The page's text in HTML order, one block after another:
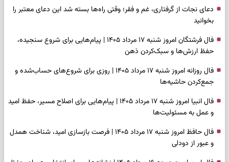
دعای نجات از گرفتاری، غم و فقر؛ وقتی راه‌ها بسته شد این دعای معتبر را
بخوانید
فال فرشتگان امروز شنبه ۱۷ مرداد ۱۴۰۵ | پیام‌هایی برای شروع سنجیده،
حفظ ارزش‌ها و سبک‌کردن ذهن
فال روزانه امروز شنبه ۱۷ مرداد ۱۴۰۵ | روزی برای شروع‌های حساب‌شده و
جمع‌کردن حاشیه‌ها
فال انبیا امروز شنبه ۱۷ مرداد ۱۴۰۵ | پیام‌هایی برای اصلاح مسیر، حفظ امید
و عمل به مسئولیت‌ها
فال حافظ امروز شنبه ۱۷ مرداد ۱۴۰۵ | فرصت بازسازی امید، شناخت همدل
و عبور از دودلی